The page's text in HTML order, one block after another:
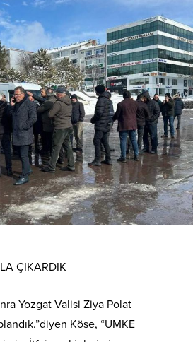
ÇIKARDIK
Yozgat Valisi Ziya Polat
Köse, “UMKE